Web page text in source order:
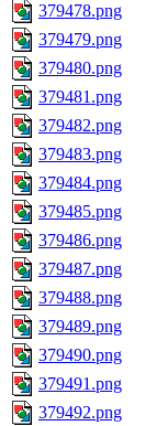
379478.png
379479.png
379480.png
379481.png
379482.png
379483.png
379484.png
379485.png
379486.png
379487.png
379488.png
379489.png
379490.png
379491.png
379492.png